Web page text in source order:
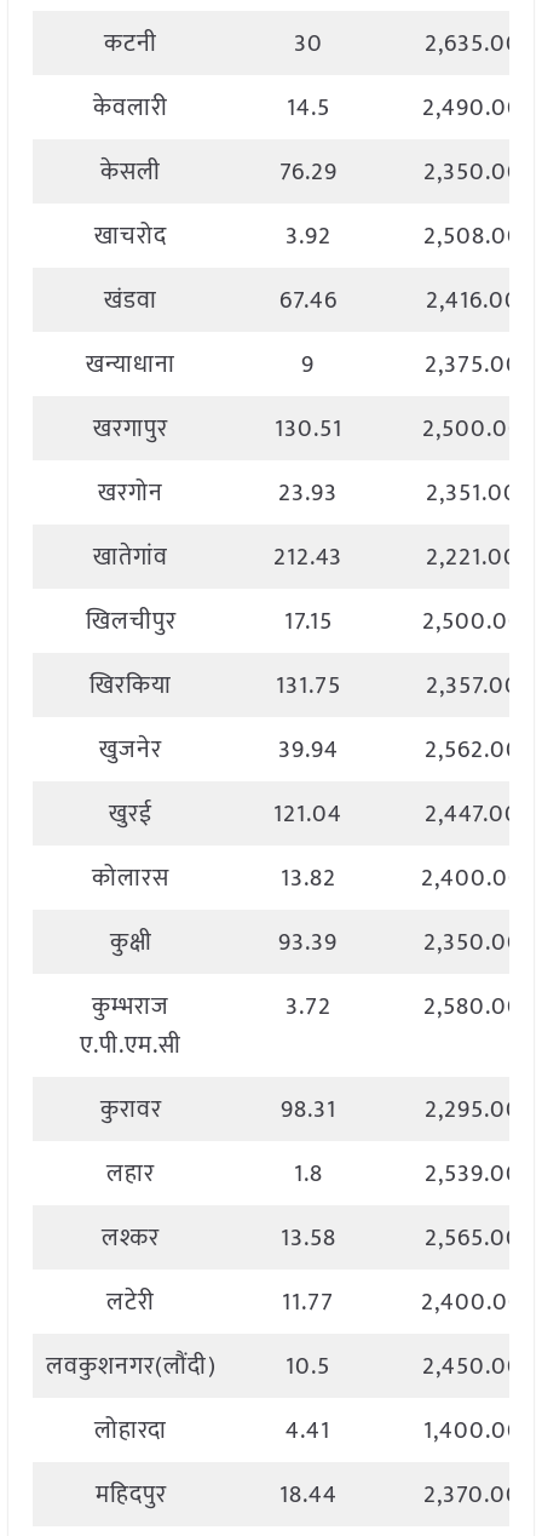
कटनी
30
2,635.00
केवलारी
14.5
2,490.00
केसली
76.29
2,350.00
खाचरोद
3.92
2,508.00
खंडवा
67.46
2,416.00
खन्याधाना
9
2,375.00
खरगापुर
130.51
2,500.00
खरगोन
23.93
2,351.00
खातेगांव
212.43
2,221.00
खिलचीपुर
17.15
2,500.00
खिरकिया
131.75
2,357.00
खुजनेर
39.94
2,562.00
खुरई
121.04
2,447.00
कोलारस
13.82
2,400.00
कुक्षी
93.39
2,350.00
कुम्भराज
ए.पी.एम.सी
3.72 2,580.00
कुरावर 98.31
2,295.00
लहार
1.8
2,539.00
लश्कर
13.58
2,565.00
लटेरी
11.77
2,400.00
लवकुशनगर(लौंदी)
10.5
2,450.00
लोहारदा
4.41
1,400.00
महिदपुर
18.44
2,370.00